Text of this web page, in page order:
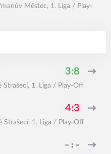
Městec, 1. Liga / Play-
3:8
Strašecí, 1. Liga / Play-Off
4:3
Strašecí, 1. Liga / Play-Off
– : –